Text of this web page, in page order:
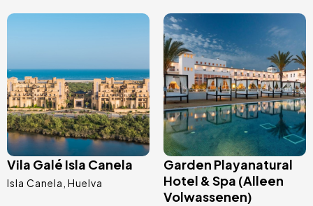
Vila Galé Isla Canela
Isla Canela Huelva
Afbeelding
Garden Playanatural
Hotel & Spa (Alleen
Volwassenen)